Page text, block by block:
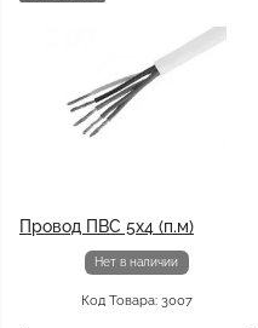
Провод ПВС 5x4 (п.м)
Нет в наличии
Код Товара: 3007